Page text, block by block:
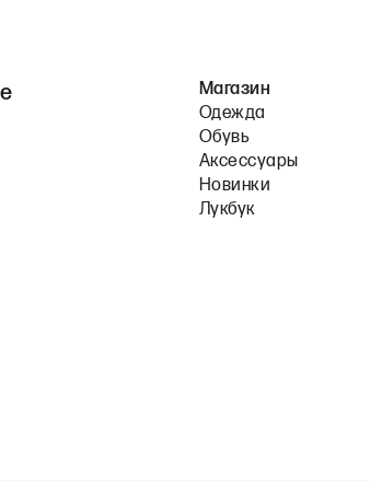
Магазин
Одежда
Обувь
Аксессуары
Новинки
Лукбук